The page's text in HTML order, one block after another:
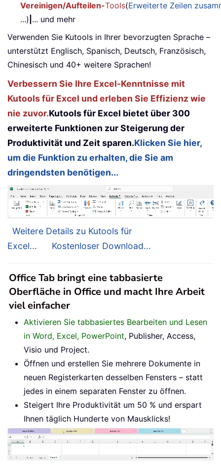
Vereinigen/Aufteilen-Tools(Erweiterte Zeilen
...) ... und mehr
Verwenden Sie Kutools in Ihrer bevorzugten Sprache –
unterstützt Englisch, Spanisch, Deutsch, Französisch,
Chinesisch und 40+ weitere Sprachen!
Verbessern Sie Ihre Excel-Kenntnisse mit
Kutools für Excel und erleben Sie Effizienz wie
nie zuvor.Kutools für Excel bietet über 300
erweiterte Funktionen zur Steigerung der
Produktivität und Zeit sparen.Klicken Sie hier,
um die Funktion zu erhalten, die Sie am
dringendsten benötigen...
Weitere Details zu Kutools für
Excel...
Kostenloser Download...
Office Tab bringt eine tabbasierte
Oberfläche in Office und macht Ihre Arbeit
viel einfacher
Aktivieren Sie tabbasiertes Bearbeiten und Lesen
in Word, Excel, PowerPoint, Publisher, Access,
Visio und Project.
Öffnen und erstellen Sie mehrere Dokumente in
neuen Registerkarten desselben Fensters – statt
jedes in einem separaten Fenster zu öffnen.
Steigert Ihre Produktivität um 50 % und erspart
Ihnen täglich Hunderte von Mausklicks!